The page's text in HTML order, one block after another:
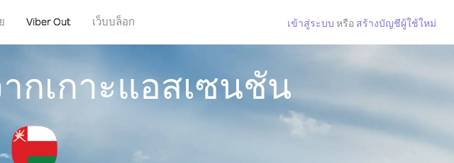
Viber Out เว็บบล็อก เข้าสู่ระบบ หรือ สร้างบัญชีผู้ใช้ใหม่
กเกาะแอสเซนชัน